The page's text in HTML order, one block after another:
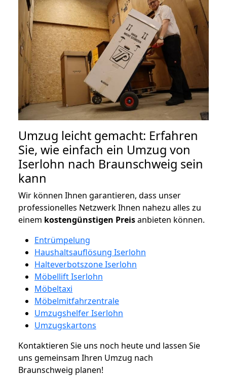
Umzug leicht gemacht: Erfahren
Sie, wie einfach ein Umzug von
Iserlohn nach Braunschweig sein
kann
Wir können Ihnen garantieren, dass unser
professionelles Netzwerk Ihnen nahezu alles zu
einem kostengünstigen Preisanbieten können.
Entrümpelung
Haushaltsauflösung Iserlohn
Halteverbotszone Iserlohn
Möbellift Iserlohn
Möbeltaxi
Möbelmitfahrzentrale
Umzugshelfer Iserlohn
Umzugskartons
Kontaktieren Sie uns noch heute und lassen Sie
uns gemeinsam Ihren Umzug nach
Braunschweig planen!